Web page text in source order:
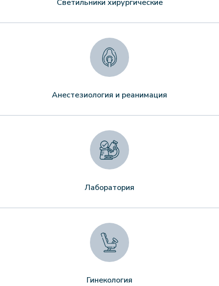
Светильники хирургические
Анестезиология и реанимация
Лаборатория
Гинекология